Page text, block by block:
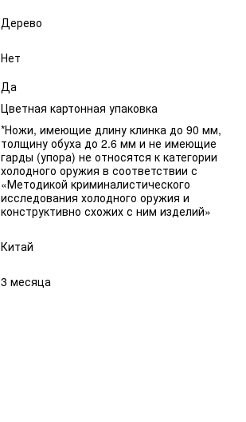
Дерево
Нет
Да
Цветная картонная упаковка
*Ножи, имеющие длину клинка до 90 мм,
толщину обуха до 2.6 мм и не имеющие
гарды (упора) не относятся к категории
холодного оружия в соответствии с
«Методикой криминалистического
исследования холодного оружия и
конструктивно схожих с ним изделий»
Китай
3 месяца